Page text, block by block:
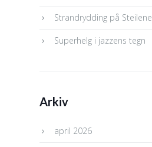
Strandrydding på Steilene
Superhelg i jazzens tegn
Arkiv
april 2026